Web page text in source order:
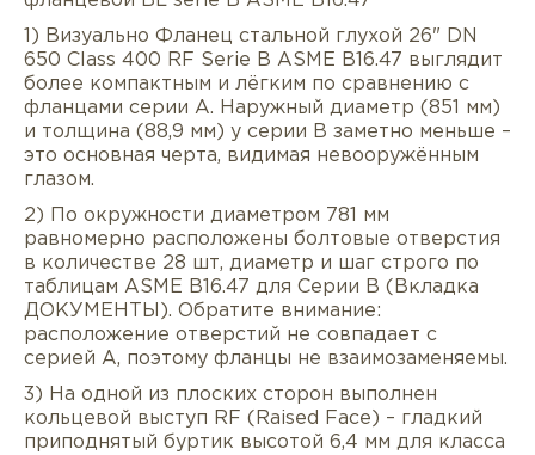
Описание Характеристики
Услуги Оплата/доставка Отзывы/
1) Визуально Фланец стальной глухой 26" DN
650 Class 400 RF Serie B ASME B16.47 выглядит
более компактным и лёгким по сравнению с
фланцами серии A. Наружный диаметр (851 мм)
и толщина (88,9 мм) у серии B заметно меньше –
это основная черта, видимая невооружённым
глазом.
2) По окружности диаметром 781 мм
равномерно расположены болтовые отверстия
в количестве 28 шт, диаметр и шаг строго по
таблицам ASME B16.47 для Серии B (Вкладка
ДОКУМЕНТЫ). Обратите внимание:
расположение отверстий не совпадает с
серией A, поэтому фланцы не взаимозаменяемы.
3) На одной из плоских сторон выполнен
кольцевой выступ RF (Raised Face) – гладкий
приподнятый буртик высотой 6,4 мм для класса